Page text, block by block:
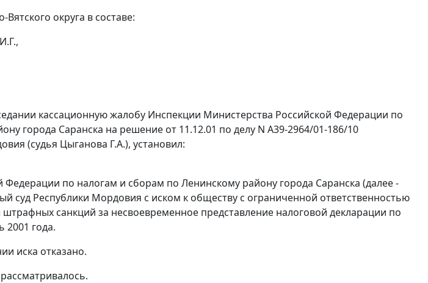
округа в составе:
кассационную жалобу Инспекции Министерства Российской Федерации по
города Саранска на решение от 11.12.01 по делу N А39-2964/01-186/10
(судья Цыганова Г.А.), установил:
по налогам и сборам по Ленинскому району города Саранска (далее -
суд Республики Мордовия с иском к обществу с ограниченной ответственностью
санкций за несвоевременное представление налоговой декларации по
2001 года.
иска отказано.